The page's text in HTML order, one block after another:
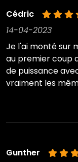
Cédric
14-04-2023
Je l'ai monté sur
au premier coup
de puissance
vraiment les
Gunther